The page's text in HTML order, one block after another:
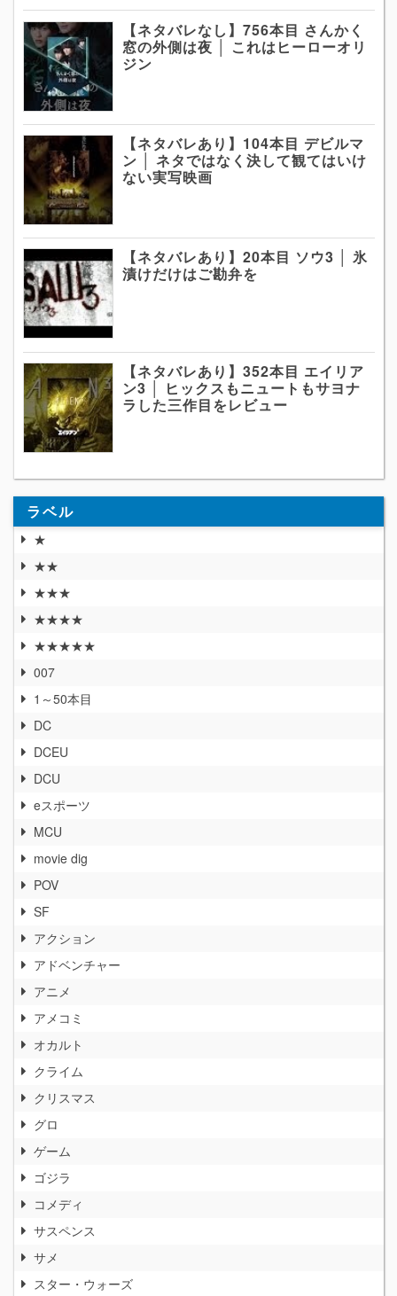
【ネタバレなし】756本目 さんかく
窓の外側は夜 │ これはヒーローオリ
ジン
【ネタバレあり】104本目 デビルマ
ン │ ネタではなく決して観てはいけ
ない実写映画
【ネタバレあり】20本目 ソウ3 │ 氷
漬けだけはご勘弁を
【ネタバレあり】352本目 エイリア
ン3 │ ヒックスもニュートもサヨナ
ラした三作目をレビュー
ラベル
★
★★
★★★
★★★★
★★★★★
007
1～50本目
DC
DCEU
DCU
eスポーツ
MCU
movie dig
POV
SF
アクション
アドベンチャー
アニメ
アメコミ
オカルト
クライム
クリスマス
グロ
ゲーム
ゴジラ
コメディ
サスペンス
サメ
スター・ウォーズ